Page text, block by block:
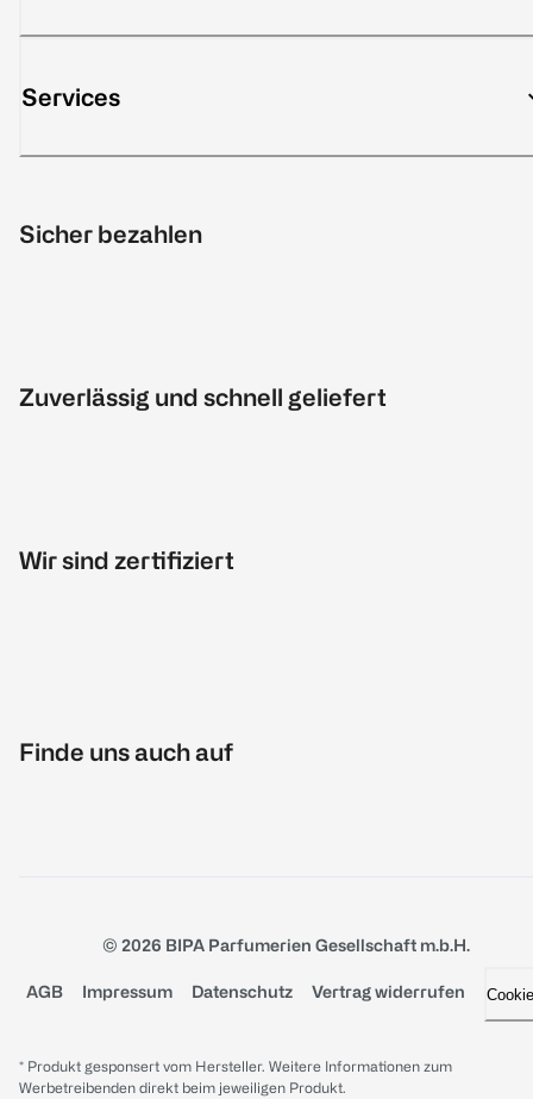
Services
Sicher bezahlen
Zuverlässig und schnell geliefert
Wir sind zertifiziert
Finde uns auch auf
© 2026 BIPA Parfumerien Gesellschaft m.b.H.
AGB Impressum Datenschutz Vertrag widerrufen
* Produkt gesponsert vom Hersteller. Weitere Informationen zum
Werbetreibenden direkt beim jeweiligen Produkt.